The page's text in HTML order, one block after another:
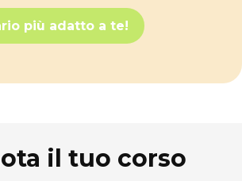
più adatto a te!
il tuo corso